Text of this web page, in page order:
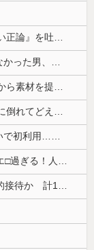
【画像】 全身入れ墨の彫り師、『とんでもない正論』を吐いて30万再生されてしまうｗｗｗｗｗｗｗ
立ちんぼを買うもキモすぎてヤらせてもらえなかった男、代わりの足コキでまさかの大量身寸米青ｗｗｗ
【画像】 サンモニの女子アナさん、日曜の朝から素材を提供してしまう
【悲報】 女さん、歩行者を轢いた挙句、道路に倒れてどえらいことになってしまうw w w w w w w
長身美ボディの保育士さんが女性用風俗を勢いで初利用…子供に絶対見せられないメスの顔でイキまくり。
井上晴美、乳首ヘア○ードや濡れ場お○ぱいがエ□過ぎる！人生最後のラスト写真集、最高！！
【韓国サッカー協会】外国人審判約10人に性的接待か 計1496回、約2億ウォン（約2200万円）